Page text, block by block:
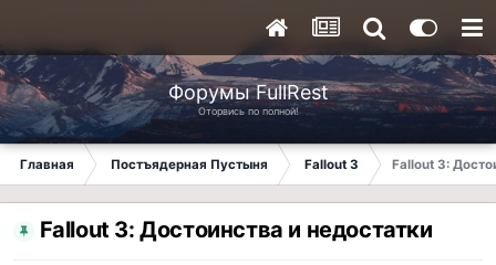
Форумы FullRest
Оторвись по полной!
Главная Постъядерная Пустыня Fallout 3 Fallout 3:
Fallout 3: Достоинства и недостатки